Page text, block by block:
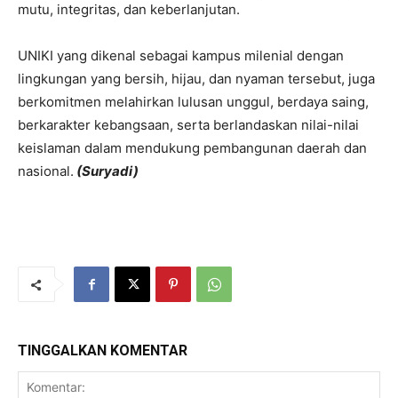
mutu, integritas, dan keberlanjutan.
UNIKI yang dikenal sebagai kampus milenial dengan
lingkungan yang bersih, hijau, dan nyaman tersebut, juga
berkomitmen melahirkan lulusan unggul, berdaya saing,
berkarakter kebangsaan, serta berlandaskan nilai-nilai
keislaman dalam mendukung pembangunan daerah dan
nasional. (Suryadi)
TINGGALKAN KOMENTAR